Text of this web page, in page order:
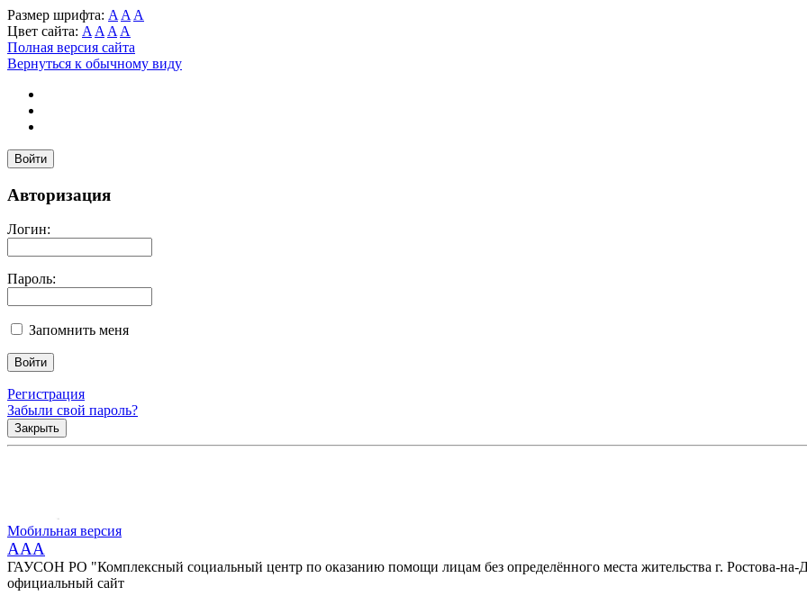
Размер шрифта: A A A
Цвет сайта: A A A A
Полная версия сайта
Вернуться к обычному виду
Войти
Авторизация
Логин:
Пароль:
Запомнить меня
Регистрация
Забыли свой пароль?
Закрыть
Мобильная версия
AAA
ГАУСОН РО "Комплексный социальный центр по оказанию помощи лицам без определённого места жительства г. Ростова-на-
официальный сайт